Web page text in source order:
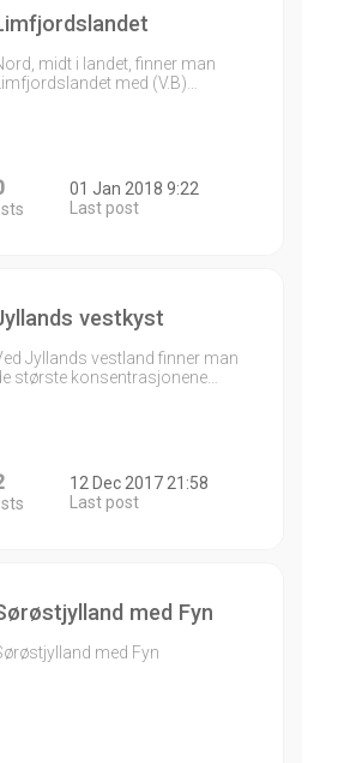
midt i landet, finner man
Limfjordslandet med (V.B)…
01 Jan 2018 9:22
Last post
vestkyst
Jyllands vestland finner man
største konsentrasjonene…
12 Dec 2017 21:58
Last post
med Fyn
med Fyn